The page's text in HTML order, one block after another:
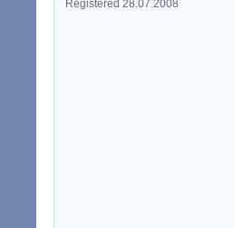
Registered 28.07.2008